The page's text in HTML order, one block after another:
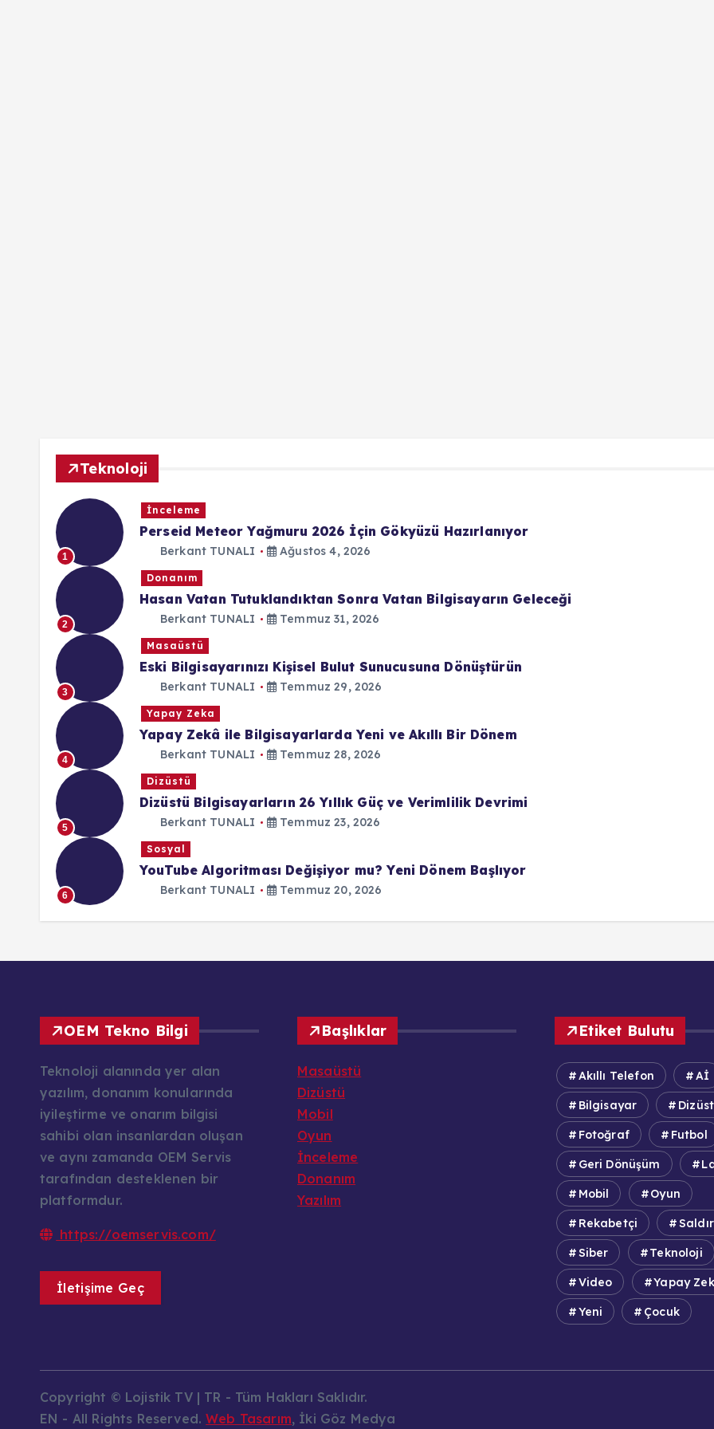
Teknoloji
1
İnceleme
Perseid Meteor Yağmuru 2026 İçin Gökyüzü Hazırlanıyor
Berkant TUNALI Ağustos 4, 2026
2
Donanım
Hasan Vatan Tutuklandıktan Sonra Vatan Bilgisayarın Geleceği
Berkant TUNALI Temmuz 31, 2026
3
Masaüstü
Eski Bilgisayarınızı Kişisel Bulut Sunucusuna Dönüştürün
Berkant TUNALI Temmuz 29, 2026
4
Yapay Zeka
Yapay Zekâ ile Bilgisayarlarda Yeni ve Akıllı Bir Dönem
Berkant TUNALI Temmuz 28, 2026
5
Dizüstü
Dizüstü Bilgisayarların 26 Yıllık Güç ve Verimlilik Devrimi
Berkant TUNALI Temmuz 23, 2026
6
Sosyal
YouTube Algoritması Değişiyor mu? Yeni Dönem Başlıyor
Berkant TUNALI Temmuz 20, 2026
OEM Tekno Bilgi
Teknoloji alanında yer alan
yazılım, donanım konularında
iyileştirme ve onarım bilgisi
sahibi olan insanlardan oluşan
ve aynı zamanda OEM Servis
tarafından desteklenen bir
platformdur.
https://oemservis.com/
İletişime Geç
Başlıklar
Masaüstü
Dizüstü
Mobil
Oyun
İnceleme
Donanım
Yazılım
Etiket Bulutu
Akıllı Telefon Aİ
Bilgisayar
Fotoğraf Futbol
Geri Dönüşüm
Mobil Oyun
Rekabetçi
Siber Teknoloji
Video Yapay
Yeni Çocuk
Copyright © Lojistik TV | TR - Tüm Hakları Saklıdır.
EN - All Rights Reserved.Web Tasarım, İki Göz Medya